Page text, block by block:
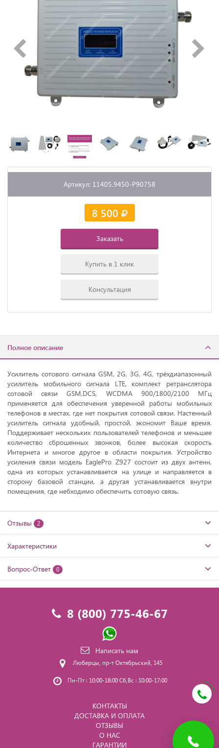
Артикул: 11405.9450-P90758
8 500
Заказать
Купить в 1 клик
Консультация
Полное описание
Усилитель сотового сигнала GSM, 2G, 3G, 4G, трёхдиапазонный
усилитель мобильного сигнала LTE, комплект ретранслятора
сотовой связи GSM,DCS, WCDMA 900/1800/2100 МГц
применяется для обеспечения уверенной работы мобильных
телефонов в местах, где нет покрытия сотовой связи. Настенный
усилитель сигнала удобный, простой, экономит Ваше время.
Поддерживает нескольких пользователей телефонов и меньшее
количество сброшенных звонков, более высокая скорость
Интернета и многое другое в области покрытия. Устройство
усиления связи модель EaglePro Z927 состоит из двух антенн,
одна из которых устанавливается на улице и направляется в
сторону базовой станции, а другая устанавливается внутри
помещения, где небходимо обеспечить сотовую связь.
Отзывы 2
Характеристики
Вопрос-Ответ 0
8 (800) 775-46-67
Написать нам
Люберцы, пр-т Октябрьский, 145
Пн-Пт : 10:00-18:00 Сб,Вс : 10:00-17:00
КОНТАКТЫ
ДОСТАВКА И ОПЛАТА
ОТЗЫВЫ
О НАС
ГАРАНТИИ